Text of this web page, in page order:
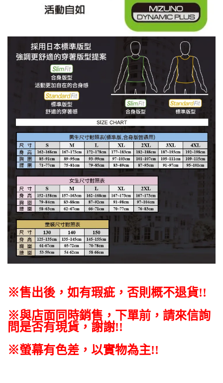
※售出後，如有瑕疵，否則概不退貨!!
※與店面同時銷售 ， 下單前 ， 請來信詢
問是否有現貨，謝謝!!
※螢幕有色差，以實物為主!!